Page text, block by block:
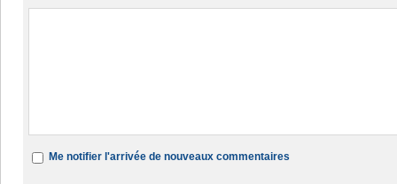
Me notifier l'arrivée de nouveaux commentaires